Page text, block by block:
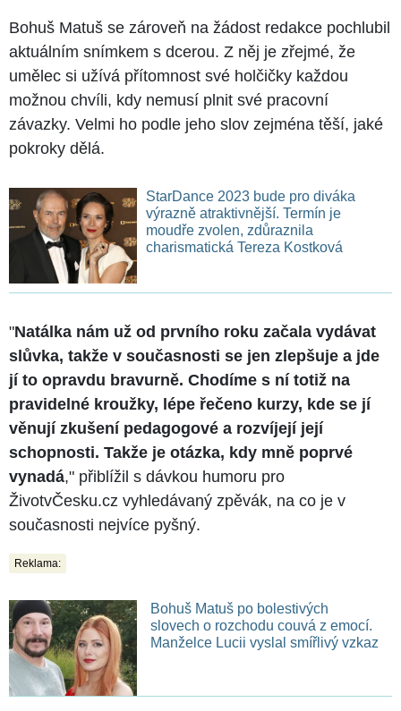
Bohuš Matuš se zároveň na žádost redakce pochlubil
aktuálním snímkem s dcerou. Z něj je zřejmé, že
umělec si užívá přítomnost své holčičky každou
možnou chvíli, kdy nemusí plnit své pracovní
závazky. Velmi ho podle jeho slov zejména těší, jaké
pokroky dělá.
StarDance 2023 bude pro diváka
výrazně atraktivnější. Termín je
moudře zvolen, zdůraznila
charismatická Tereza Kostková
"Natálka nám už od prvního roku začala vydávat
slůvka, takže v současnosti se jen zlepšuje a jde
jí to opravdu bravurně. Chodíme s ní totiž na
pravidelné kroužky, lépe řečeno kurzy, kde se jí
věnují zkušení pedagogové a rozvíjejí její
schopnosti. Takže je otázka, kdy mně poprvé
vynadá," přiblížil s dávkou humoru pro
ŽivotvČesku.cz vyhledávaný zpěvák, na co je v
současnosti nejvíce pyšný.
Reklama:
Bohuš Matuš po bolestivých
slovech o rozchodu couvá z emocí.
Manželce Lucii vyslal smířlivý vzkaz